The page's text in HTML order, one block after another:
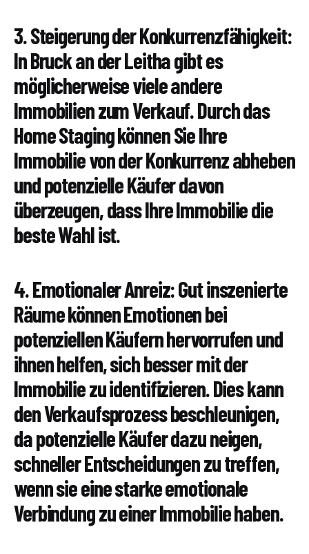
3. Steigerung der Konkurrenzfähigkeit:
In Bruck an der Leitha gibt es
möglicherweise viele andere
Immobilien zum Verkauf. Durch das
Home Staging können Sie Ihre
Immobilie von der Konkurrenz abheben
und potenzielle Käufer davon
überzeugen, dass Ihre Immobilie die
beste Wahl ist.
4. Emotionaler Anreiz: Gut inszenierte
Räume können Emotionen bei
potenziellen Käufern hervorrufen und
ihnen helfen, sich besser mit der
Immobilie zu identifizieren. Dies kann
den Verkaufsprozess beschleunigen,
da potenzielle Käufer dazu neigen,
schneller Entscheidungen zu treffen,
wenn sie eine starke emotionale
Verbindung zu einer Immobilie haben.